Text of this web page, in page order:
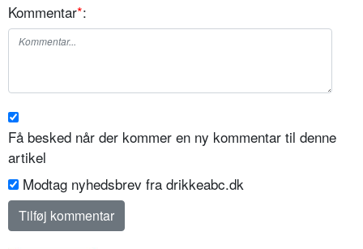
Kommentar*:
Få besked når der kommer en ny kommentar til denne
artikel
Modtag nyhedsbrev fra drikkeabc.dk